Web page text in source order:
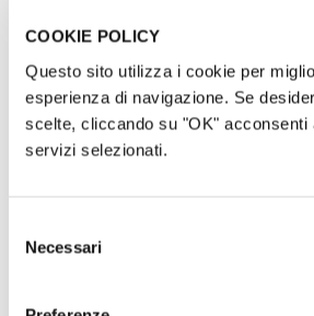
COOKIE POLICY
Questo sito utilizza i cookie per
esperienza di navigazione. Se
scelte, cliccando su "OK" acconsenti
servizi selezionati.
delNecessari
Per noi e per i nostri Alpaca sarà
missione, quella di raggiungere
strutture sanitarie del territorio,
un trailer adatto e degli accordi
di riposo ed ospedali.